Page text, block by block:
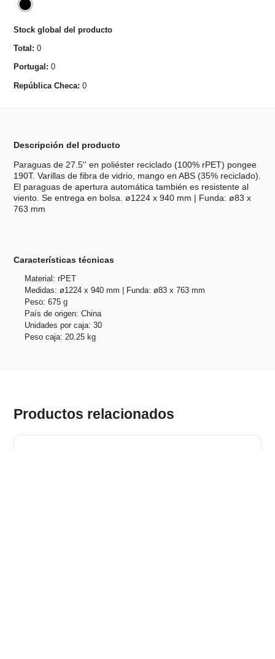
Stock global del producto
Total: 0
Portugal: 0
República Checa: 0
Descripción del producto
Paraguas de 27.5'' en poliéster reciclado (100% rPET) pongee
190T. Varillas de fibra de vidrio, mango en ABS (35% reciclado).
El paraguas de apertura automática también es resistente al
viento. Se entrega en bolsa. ø1224 x 940 mm | Funda: ø83 x
763 mm
Características técnicas
Material: rPET
Medidas: ø1224 x 940 mm | Funda: ø83 x 763 mm
Peso: 675 g
País de origen: China
Unidades por caja: 30
Peso caja: 20.25 kg
Productos relacionados